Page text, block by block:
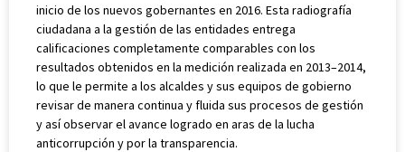
inicio de los nuevos gobernantes en 2016. Esta radiografía
ciudadana a la gestión de las entidades entrega
calificaciones completamente comparables con los
resultados obtenidos en la medición realizada en 2013–2014,
lo que le permite a los alcaldes y sus equipos de gobierno
revisar de manera continua y fluida sus procesos de gestión
y así observar el avance logrado en aras de la lucha
anticorrupción y por la transparencia.